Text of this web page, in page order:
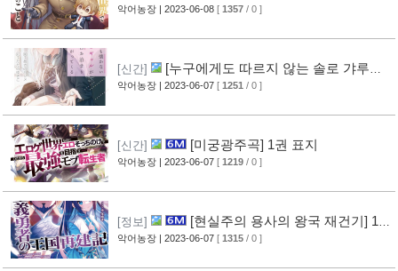
수 있는 유일한 것] 2권 표지
악어농장 | 2023-06-08 [ 1357 / 0 ]
[신간]
[누구에게도 따르지 않는 솔로 갸루가
매일같이 찾아온다.] 1권 표지
악어농장 | 2023-06-07 [ 1251 / 0 ]
[신간] [미궁광주곡] 1권 표지
악어농장 | 2023-06-07 [ 1219 / 0 ]
[정보]
[현실주의 용사의 왕국 재건기] 18
권 표지
악어농장 | 2023-06-07 [ 1315 / 0 ]